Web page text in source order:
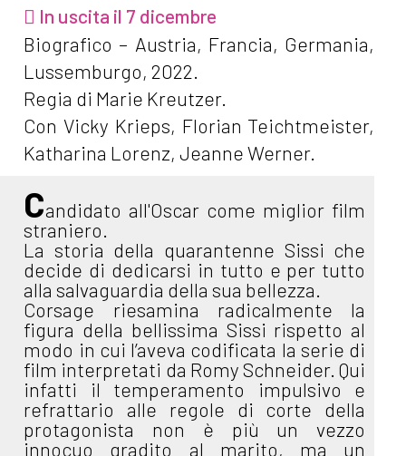
In uscita il 7 dicembre
Biografico – Austria, Francia, Germania,
Lussemburgo, 2022.
Regia di Marie Kreutzer.
Con Vicky Krieps, Florian Teichtmeister,
Katharina Lorenz, Jeanne Werner.
Candidato all'Oscar come miglior film
straniero.
La storia della quarantenne Sissi che
decide di dedicarsi in tutto e per tutto
alla salvaguardia della sua bellezza.
Corsage riesamina radicalmente la
figura della bellissima Sissi rispetto al
modo in cui l’aveva codificata la serie di
film interpretati da Romy Schneider. Qui
infatti il temperamento impulsivo e
refrattario alle regole di corte della
protagonista non è più un vezzo
innocuo gradito al marito, ma un